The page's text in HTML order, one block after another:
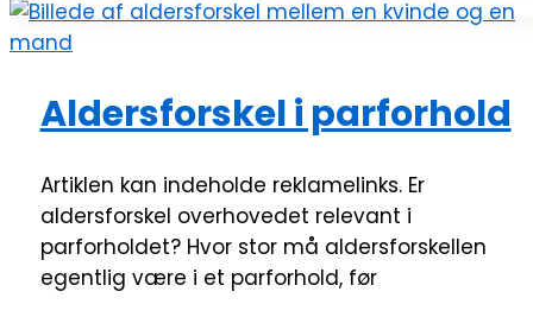
Aldersforskel i parforhold
Artiklen kan indeholde reklamelinks. Er
aldersforskel overhovedet relevant i
parforholdet? Hvor stor må aldersforskellen
egentlig være i et parforhold, før